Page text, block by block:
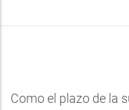
Como el plazo de la